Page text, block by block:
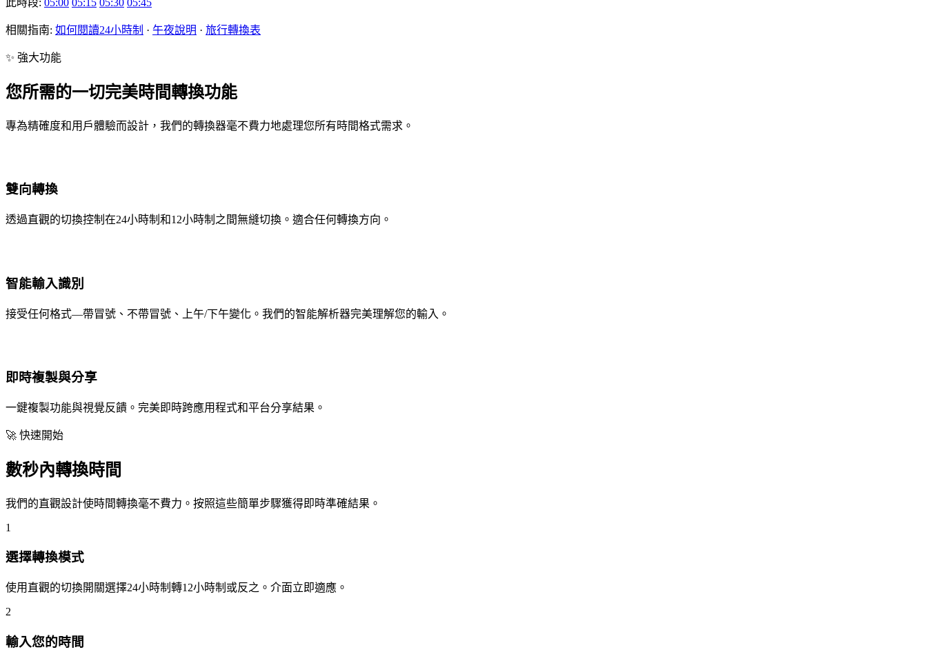
相關指南: 如何閱讀24小時制 · 午夜說明 · 旅行轉換表
✨ 強大功能
您所需的一切完美時間轉換功能
專為精確度和用戶體驗而設計，我們的轉換器毫不費力地處理您所有時間格式需求。
雙向轉換
透過直觀的切換控制在24小時制和12小時制之間無縫切換。適合任何轉換方向。
智能輸入識別
接受任何格式—帶冒號、不帶冒號、上午/下午變化。我們的智能解析器完美理解您的輸入。
即時複製與分享
一鍵複製功能與視覺反饋。完美即時跨應用程式和平台分享結果。
🚀 快速開始
數秒內轉換時間
我們的直觀設計使時間轉換毫不費力。按照這些簡單步驟獲得即時準確結果。
1
選擇轉換模式
使用直觀的切換開關選擇24小時制轉12小時制或反之。介面立即適應。
2
輸入您的時間